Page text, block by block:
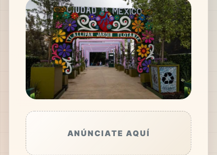
ANÚNCIATE AQUÍ